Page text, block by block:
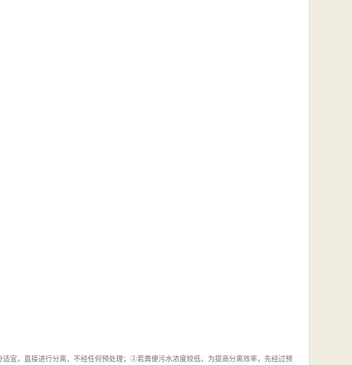
宜，直接进行分离，不经任何预处理；②若粪便污水浓度较低，为提高分离效率，先经过预